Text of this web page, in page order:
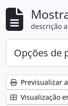
descrição
Opções de
Previsualizar
Visualização